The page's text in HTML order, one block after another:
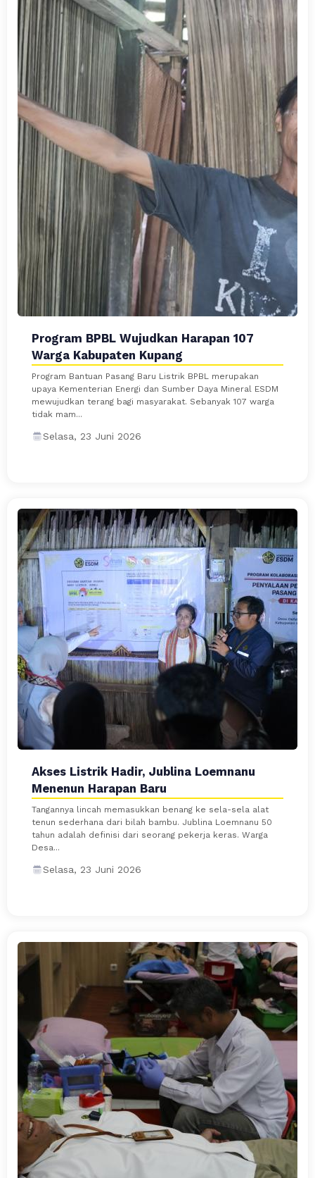
Program BPBL Wujudkan Harapan 107
Warga Kabupaten Kupang
Program Bantuan Pasang Baru Listrik BPBL merupakan
upaya Kementerian Energi dan Sumber Daya Mineral ESDM
mewujudkan terang bagi masyarakat. Sebanyak 107 warga
tidak mam...
Selasa, 23 Juni 2026
Akses Listrik Hadir, Jublina Loemnanu
Menenun Harapan Baru
Tangannya lincah memasukkan benang ke sela-sela alat
tenun sederhana dari bilah bambu. Jublina Loemnanu 50
tahun adalah definisi dari seorang pekerja keras. Warga
Desa...
Selasa, 23 Juni 2026